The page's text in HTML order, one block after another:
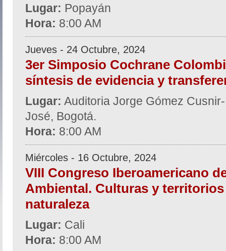
Lugar: Popayán
Hora: 8:00 AM
Jueves - 24 Octubre, 2024
3er Simposio Cochrane
síntesis de evidencia y
Lugar: Auditoria Jorge Gómez
José, Bogotá.
Hora: 8:00 AM
Miércoles - 16 Octubre, 2024
VIII Congreso Iberoamericano
Ambiental. Culturas y territorios
naturaleza
Lugar: Cali
Hora: 8:00 AM